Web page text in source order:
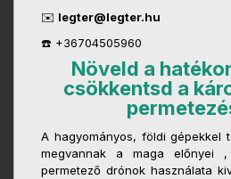
✉️ legter@legter.hu
☎️ +36704505960
Növeld a
csökkentsd a
A hagyományos, földi gépekkel
megvannak a maga
permetező drónok használata